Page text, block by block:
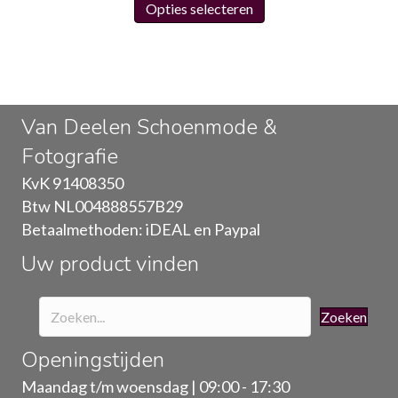
Opties selecteren
Deze
optie
Van Deelen Schoenmode &
Fotografie
KvK 91408350
Btw NL004888557B29
Betaalmethoden: iDEAL en Paypal
Uw product vinden
Zoeken
Openingstijden
Maandag t/m woensdag | 09:00 - 17:30